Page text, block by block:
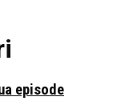
episode